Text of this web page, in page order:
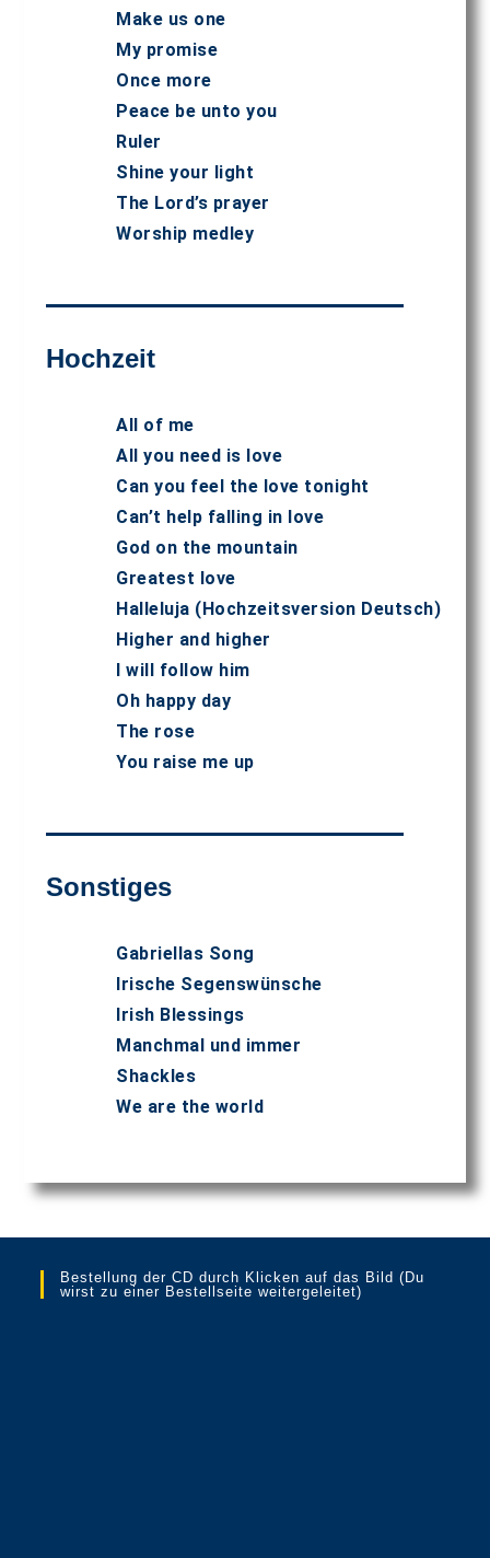
Make us one
My promise
Once more
Peace be unto you
Ruler
Shine your light
The Lord’s prayer
Worship medley
Hochzeit
All of me
All you need is love
Can you feel the love tonight
Can’t help falling in love
God on the mountain
Greatest love
Halleluja (Hochzeitsversion Deutsch)
Higher and higher
I will follow him
Oh happy day
The rose
You raise me up
Sonstiges
Gabriellas Song
Irische Segenswünsche
Irish Blessings
Manchmal und immer
Shackles
We are the world
Bestellung der CD durch Klicken auf das Bild (Du
wirst zu einer Bestellseite weitergeleitet)